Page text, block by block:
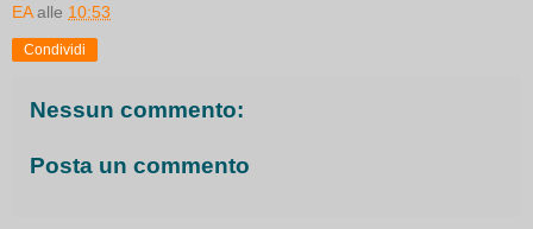
EA alle 10:53
Condividi
Nessun commento:
Posta un commento